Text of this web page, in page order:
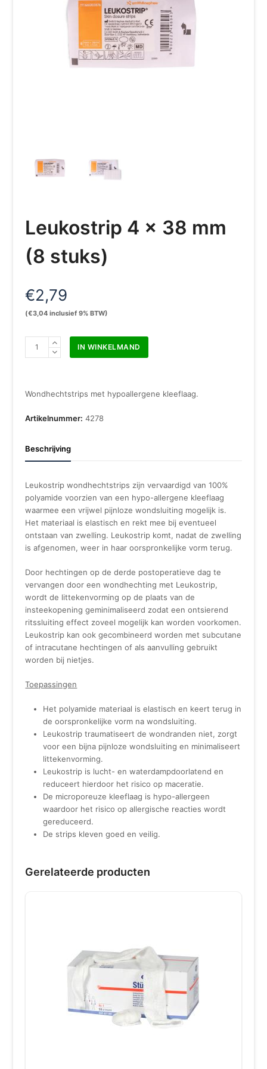
Leukostrip 4 x 38 mm
(8 stuks)
€2,79
(€3,04 inclusief 9% BTW)
Leukostrip
mm
stuks)
IN WINKELMAND
Wondhechtstrips met hypoallergene kleeflaag.
Artikelnummer: 4278
Beschrijving
Leukostrip wondhechtstrips zijn vervaardigd van 100%
polyamide voorzien van een hypo-allergene kleeflaag
waarmee een vrijwel pijnloze wondsluiting mogelijk is.
Het materiaal is elastisch en rekt mee bij eventueel
ontstaan van zwelling. Leukostrip komt, nadat de zwelling
is afgenomen, weer in haar oorspronkelijke vorm terug.
Door hechtingen op de derde postoperatieve dag te
vervangen door een wondhechting met Leukostrip,
wordt de littekenvorming op de plaats van de
insteekopening geminimaliseerd zodat een ontsierend
ritssluiting effect zoveel mogelijk kan worden voorkomen.
Leukostrip kan ook gecombineerd worden met subcutane
of intracutane hechtingen of als aanvulling gebruikt
worden bij nietjes.
Toepassingen
Het polyamide materiaal is elastisch en keert terug in
de oorspronkelijke vorm na wondsluiting.
Leukostrip traumatiseert de wondranden niet, zorgt
voor een bijna pijnloze wondsluiting en minimaliseert
littekenvorming.
Leukostrip is lucht- en waterdampdoorlatend en
reduceert hierdoor het risico op maceratie.
De microporeuze kleeflaag is hypo-allergeen
waardoor het risico op allergische reacties wordt
gereduceerd.
De strips kleven goed en veilig.
Gerelateerde producten